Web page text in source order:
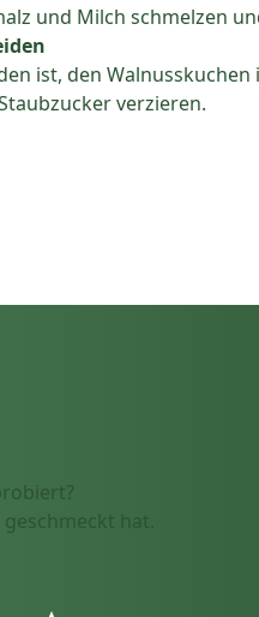
und Milch schmelzen
ist, den
verzieren.
hat.